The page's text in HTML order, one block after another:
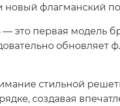
новый флагманский
это первая модель
стильной
создавая